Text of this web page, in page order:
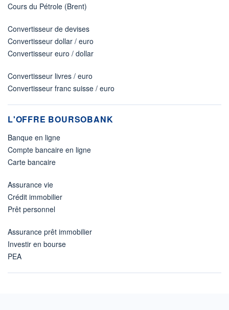
Cours du Pétrole (Brent)
Convertisseur de devises
Convertisseur dollar / euro
Convertisseur euro / dollar
Convertisseur livres / euro
Convertisseur franc suisse / euro
L'OFFRE BOURSOBANK
Banque en ligne
Compte bancaire en ligne
Carte bancaire
Assurance vie
Crédit immobilier
Prêt personnel
Assurance prêt immobilier
Investir en bourse
PEA